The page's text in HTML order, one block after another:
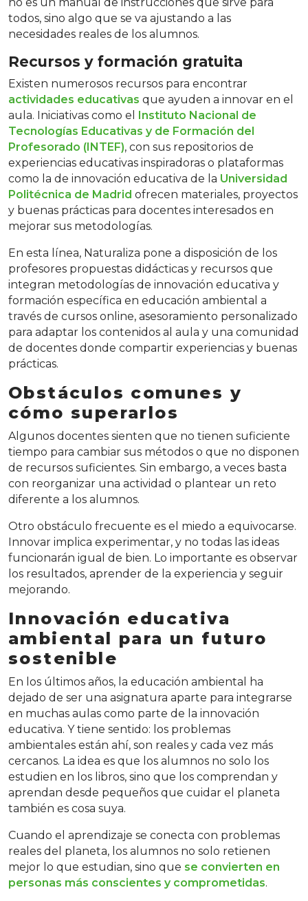
todos, sino algo que se va ajustando a las
necesidades reales de los alumnos.
Recursos y formación gratuita
Existen numerosos recursos para encontrar
actividades educativas que ayuden a innovar en el
aula. Iniciativas como el Instituto Nacional de
Tecnologías Educativas y de Formación del
Profesorado (INTEF), con sus repositorios de
experiencias educativas inspiradoras o plataformas
como la de innovación educativa de la Universidad
Politécnica de Madrid ofrecen materiales, proyectos
y buenas prácticas para docentes interesados en
mejorar sus metodologías.
En esta línea, Naturaliza pone a disposición de los
profesores propuestas didácticas y recursos que
integran metodologías de innovación educativa y
formación específica en educación ambiental a
través de cursos online, asesoramiento personalizado
para adaptar los contenidos al aula y una comunidad
de docentes donde compartir experiencias y buenas
prácticas.
Obstáculos comunes y
cómo superarlos
Algunos docentes sienten que no tienen suficiente
tiempo para cambiar sus métodos o que no disponen
de recursos suficientes. Sin embargo, a veces basta
con reorganizar una actividad o plantear un reto
diferente a los alumnos.
Otro obstáculo frecuente es el miedo a equivocarse.
Innovar implica experimentar, y no todas las ideas
funcionarán igual de bien. Lo importante es observar
los resultados, aprender de la experiencia y seguir
mejorando.
Innovación educativa
ambiental para un futuro
sostenible
En los últimos años, la educación ambiental ha
dejado de ser una asignatura aparte para integrarse
en muchas aulas como parte de la innovación
educativa. Y tiene sentido: los problemas
ambientales están ahí, son reales y cada vez más
cercanos. La idea es que los alumnos no solo los
estudien en los libros, sino que los comprendan y
aprendan desde pequeños que cuidar el planeta
también es cosa suya.
Cuando el aprendizaje se conecta con problemas
reales del planeta, los alumnos no solo retienen
mejor lo que estudian, sino que se convierten en
personas más conscientes y comprometidas.